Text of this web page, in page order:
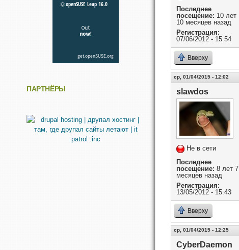
Последнее
посещение: 10 лет
10 месяцев назад
Регистрация:
07/06/2012 - 15:54
Вверху
ср, 01/04/2015 - 12:02
slawdos
Не в сети
Последнее
посещение: 8 лет 7
месяцев назад
Регистрация:
13/05/2012 - 15:43
Вверху
ср, 01/04/2015 - 12:25
CyberDaemon
ПАРТНЁРЫ